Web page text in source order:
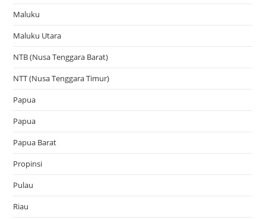
Maluku
Maluku Utara
NTB (Nusa Tenggara Barat)
NTT (Nusa Tenggara Timur)
Papua
Papua
Papua Barat
Propinsi
Pulau
Riau